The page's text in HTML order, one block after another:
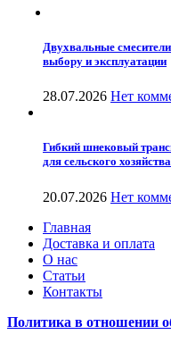
Двухвальные
выбору и эксплуатации
28.07.2026 Нет
Гибкий шнековый
для сельского хозяйства
20.07.2026 Нет
Главная
Доставка и оплата
О нас
Статьи
Контакты
Политика в отношении